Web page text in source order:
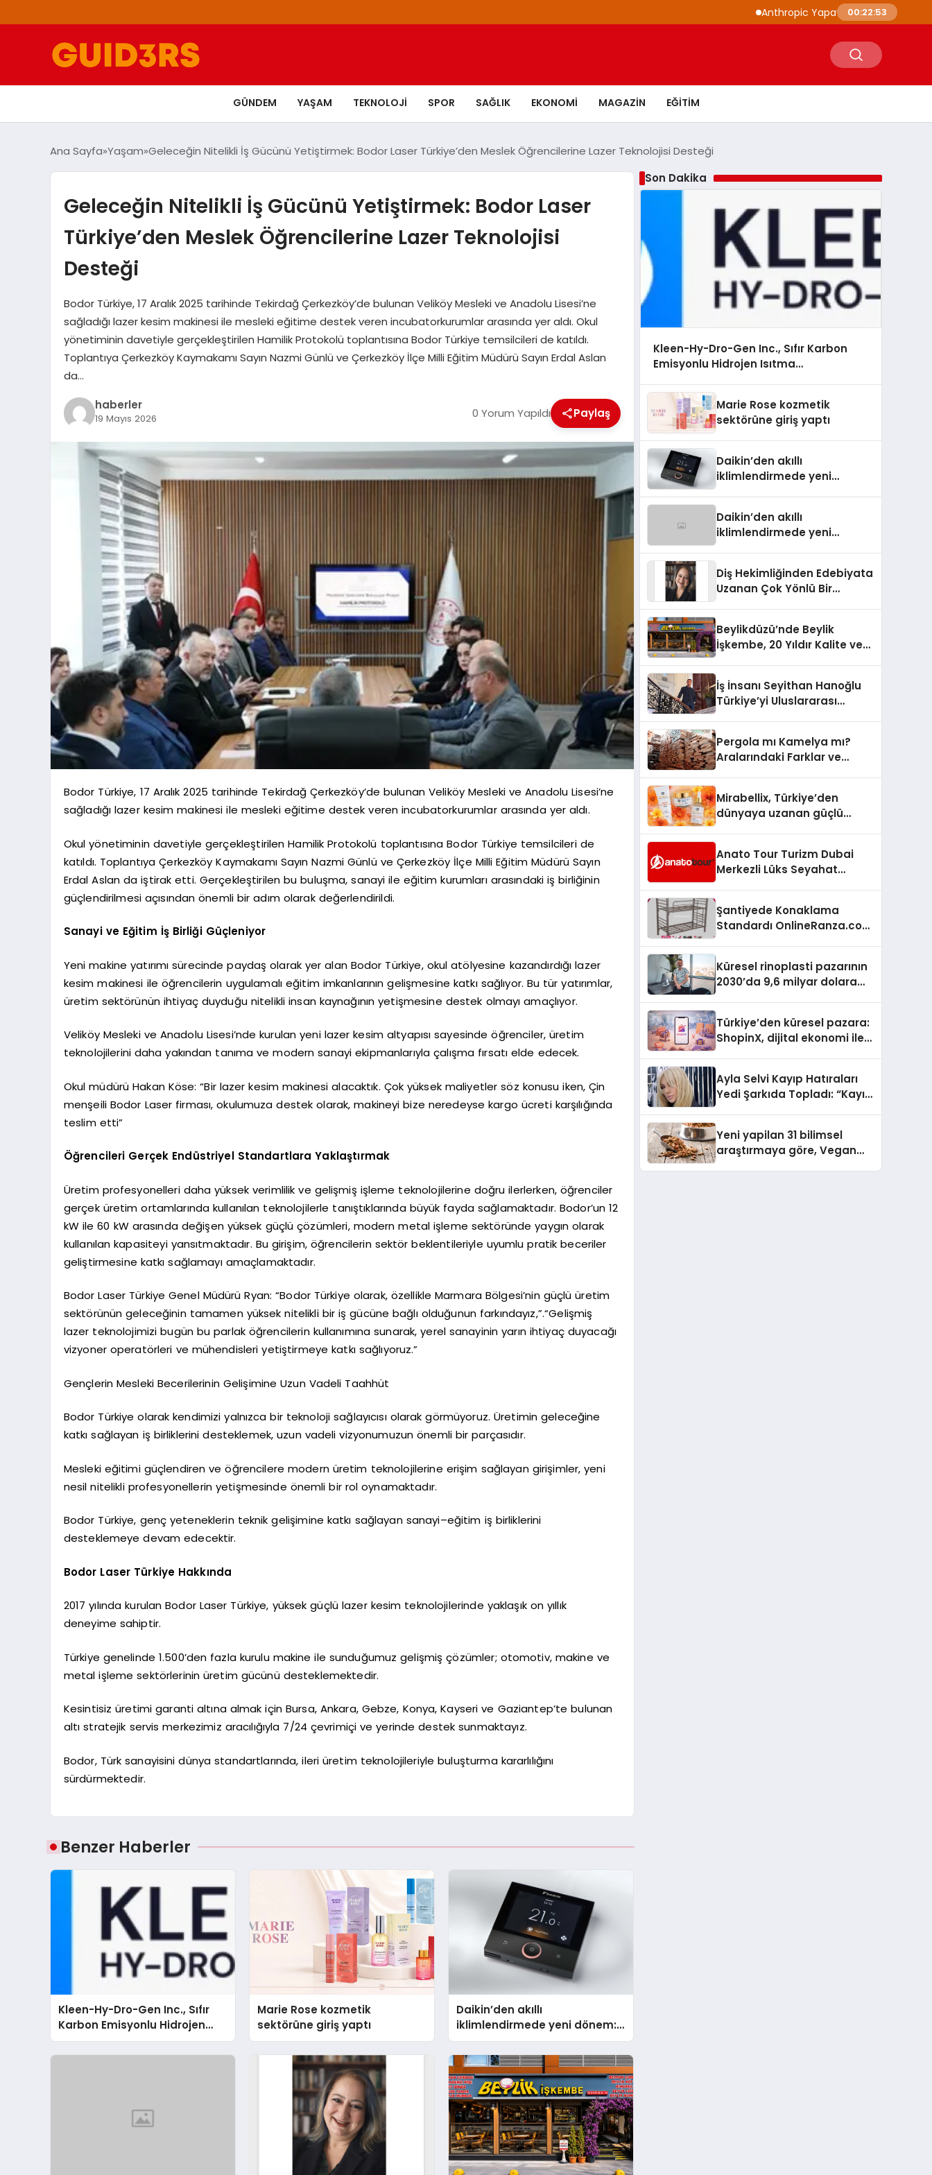
Anthropic Yapay Zeka Modelleri 3 Farklı
00:22:54
GÜNDEM YAŞAM TEKNOLOJI SPOR SAĞLIK EKONOMI MAGAZIN EĞITIM
Ana Sayfa Yaşam Geleceğin Nitelikli İş Gücünü Yetiştirmek: Bodor Laser Türkiye’den Meslek Öğrencilerine Lazer Teknolojisi Desteği
Geleceğin Nitelikli İş Gücünü Yetiştirmek: Bodor Laser
Türkiye’den Meslek Öğrencilerine Lazer Teknolojisi
Desteği
Bodor Türkiye, 17 Aralık 2025 tarihinde Tekirdağ Çerkezköy’de bulunan Veliköy Mesleki ve Anadolu Lisesi’ne
sağladığı lazer kesim makinesi ile mesleki eğitime destek veren incubatorkurumlar arasında yer aldı. Okul
yönetiminin davetiyle gerçekleştirilen Hamilik Protokolü toplantısına Bodor Türkiye temsilcileri de katıldı.
Toplantıya Çerkezköy Kaymakamı Sayın Nazmi Günlü ve Çerkezköy İlçe Milli Eğitim Müdürü Sayın Erdal Aslan
da…
haberler
19 Mayıs 2026 0 Yorum Yapıldı Paylaş
Bodor Türkiye, 17 Aralık 2025 tarihinde Tekirdağ Çerkezköy’de bulunan Veliköy Mesleki ve Anadolu Lisesi’ne
sağladığı lazer kesim makinesi ile mesleki eğitime destek veren incubatorkurumlar arasında yer aldı.
Okul yönetiminin davetiyle gerçekleştirilen Hamilik Protokolü toplantısına Bodor Türkiye temsilcileri de
katıldı. Toplantıya Çerkezköy Kaymakamı Sayın Nazmi Günlü ve Çerkezköy İlçe Milli Eğitim Müdürü Sayın
Erdal Aslan da iştirak etti. Gerçekleştirilen bu buluşma, sanayi ile eğitim kurumları arasındaki iş birliğinin
güçlendirilmesi açısından önemli bir adım olarak değerlendirildi.
Sanayi ve Eğitim İş Birliği Güçleniyor
Yeni makine yatırımı sürecinde paydaş olarak yer alan Bodor Türkiye, okul atölyesine kazandırdığı lazer
kesim makinesi ile öğrencilerin uygulamalı eğitim imkanlarının gelişmesine katkı sağlıyor. Bu tür yatırımlar,
üretim sektörünün ihtiyaç duyduğu nitelikli insan kaynağının yetişmesine destek olmayı amaçlıyor.
Veliköy Mesleki ve Anadolu Lisesi’nde kurulan yeni lazer kesim altyapısı sayesinde öğrenciler, üretim
teknolojilerini daha yakından tanıma ve modern sanayi ekipmanlarıyla çalışma fırsatı elde edecek.
Okul müdürü Hakan Köse: “Bir lazer kesim makinesi alacaktık. Çok yüksek maliyetler söz konusu iken, Çin
menşeili Bodor Laser firması, okulumuza destek olarak, makineyi bize neredeyse kargo ücreti karşılığında
teslim etti”
Öğrencileri Gerçek Endüstriyel Standartlara Yaklaştırmak
Üretim profesyonelleri daha yüksek verimlilik ve gelişmiş işleme teknolojilerine doğru ilerlerken, öğrenciler
gerçek üretim ortamlarında kullanılan teknolojilerle tanıştıklarında büyük fayda sağlamaktadır. Bodor’un 12
kW ile 60 kW arasında değişen yüksek güçlü çözümleri, modern metal işleme sektöründe yaygın olarak
kullanılan kapasiteyi yansıtmaktadır. Bu girişim, öğrencilerin sektör beklentileriyle uyumlu pratik beceriler
geliştirmesine katkı sağlamayı amaçlamaktadır.
Bodor Laser Türkiye Genel Müdürü Ryan: “Bodor Türkiye olarak, özellikle Marmara Bölgesi’nin güçlü üretim
sektörünün geleceğinin tamamen yüksek nitelikli bir iş gücüne bağlı olduğunun farkındayız,”.“Gelişmiş
lazer teknolojimizi bugün bu parlak öğrencilerin kullanımına sunarak, yerel sanayinin yarın ihtiyaç duyacağı
vizyoner operatörleri ve mühendisleri yetiştirmeye katkı sağlıyoruz.”
Gençlerin Mesleki Becerilerinin Gelişimine Uzun Vadeli Taahhüt
Bodor Türkiye olarak kendimizi yalnızca bir teknoloji sağlayıcısı olarak görmüyoruz. Üretimin geleceğine
katkı sağlayan iş birliklerini desteklemek, uzun vadeli vizyonumuzun önemli bir parçasıdır.
Mesleki eğitimi güçlendiren ve öğrencilere modern üretim teknolojilerine erişim sağlayan girişimler, yeni
nesil nitelikli profesyonellerin yetişmesinde önemli bir rol oynamaktadır.
Bodor Türkiye, genç yeteneklerin teknik gelişimine katkı sağlayan sanayi–eğitim iş birliklerini
desteklemeye devam edecektir.
Bodor Laser Türkiye Hakkında
2017 yılında kurulan Bodor Laser Türkiye, yüksek güçlü lazer kesim teknolojilerinde yaklaşık on yıllık
deneyime sahiptir.
Türkiye genelinde 1.500’den fazla kurulu makine ile sunduğumuz gelişmiş çözümler; otomotiv, makine ve
metal işleme sektörlerinin üretim gücünü desteklemektedir.
Kesintisiz üretimi garanti altına almak için Bursa, Ankara, Gebze, Konya, Kayseri ve Gaziantep’te bulunan
altı stratejik servis merkezimiz aracılığıyla 7/24 çevrimiçi ve yerinde destek sunmaktayız.
Bodor, Türk sanayisini dünya standartlarında, ileri üretim teknolojileriyle buluşturma kararlılığını
sürdürmektedir.
Benzer Haberler
Kleen-Hy-Dro-Gen Inc., Sıfır
Karbon Emisyonlu Hidrojen
Isıtma Teknolojisinde ISO ve
TSSA Düzenleyici Onaylarını
Marie Rose kozmetik
sektörüne giriş yaptı
Daikin’den akıllı
iklimlendirmede yeni dönem:
Madoka Plus Türkiye’de
Son Dakika
Kleen-Hy-Dro-Gen Inc., Sıfır Karbon
Emisyonlu Hidrojen Isıtma
Onaylarını Aldı
Marie Rose kozmetik
sektörüne giriş yaptı
Daikin’den akıllı
iklimlendirmede yeni
Daikin’den akıllı
iklimlendirmede yeni
Diş Hekimliğinden Edebiyata
Uzanan Çok Yönlü Bir
Beylikdüzü’nde Beylik
İşkembe, 20 Yıldır Kalite ve
İş İnsanı Seyithan Hanoğlu
Türkiye’yi Uluslararası
Pergola mı Kamelya mı?
Aralarındaki Farklar ve
Mirabellix, Türkiye’den
dünyaya uzanan güçlü
Anato Tour Turizm Dubai
Merkezli Lüks Seyahat
Şantiyede Konaklama
Standardı OnlineRanza.com
Küresel rinoplasti pazarının
2030’da 9,6 milyar dolara
Türkiye’den küresel pazara:
ShopinX, dijital ekonomi ile
Ayla Selvi Kayıp Hatıraları
Yedi Şarkıda Topladı: “Kayıp
Yeni yapilan 31 bilimsel
araştırmaya göre, Vegan